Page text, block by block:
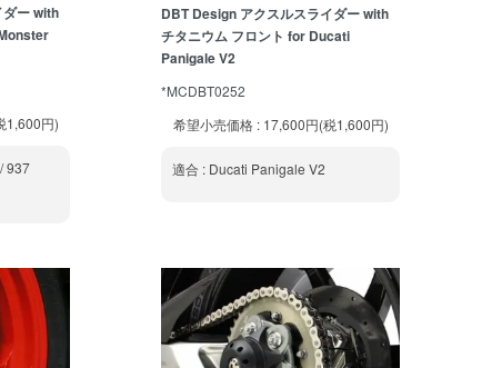
ー with
1,600円)
937
DBT Design アクスルスライダー with
チタニウム フロント for Ducati
Panigale V2
*MCDBT0252
希望小売価格 : 17,600円(税1,600円)
適合 : Ducati Panigale V2